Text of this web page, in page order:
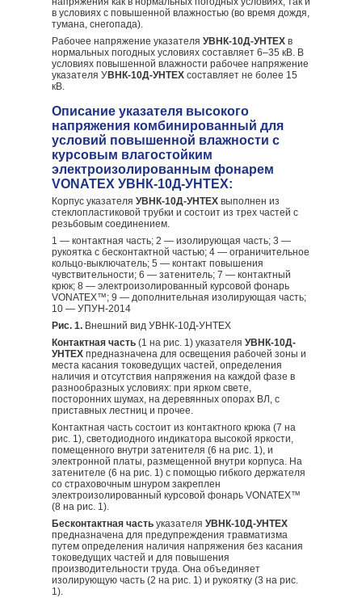
в условиях с повышенной влажностью (во время дождя,
тумана, снегопада).
Рабочее напряжение указателя УВНК-10Д-УНТЕХ в
нормальных погодных условиях составляет 6–35 кВ. В
условиях повышенной влажности рабочее напряжение
указателя УВНК-10Д-УНТЕХ составляет не более 15
кВ.
Описание указателя высокого
напряжения комбинированный для
условий повышенной влажности с
курсовым влагостойким
электроизолированным фонарем
VONATEX УВНК-10Д-УНТЕХ:
Корпус указателя УВНК-10Д-УНТЕХ выполнен из
стеклопластиковой трубки и состоит из трех частей с
резьбовым соединением.
1 — контактная часть; 2 — изолирующая часть; 3 —
рукоятка с бесконтактной частью; 4 — ограничительное
кольцо-выключатель; 5 — контакт повышения
чувствительности; 6 — затенитель; 7 — контактный
крюк; 8 — электроизолированный курсовой фонарь
VONATEX™; 9 — дополнительная изолирующая часть;
10 — УПУН-2014
Рис. 1. Внешний вид УВНК-10Д-УНТЕХ
Контактная часть (1 на рис. 1) указателя УВНК-10Д-
УНТЕХ предназначена для освещения рабочей зоны и
места касания токоведущих частей, определения
наличия и отсутствия напряжения на каждой фазе в
разнообразных условиях: при ярком свете,
посторонних шумах, на деревянных опорах ВЛ, с
приставных лестниц и прочее.
Контактная часть состоит из контактного крюка (7 на
рис. 1), светодиодного индикатора высокой яркости,
помещенного внутри затенителя (6 на рис. 1), и
электронной платы, размещенной внутри корпуса. На
затенителе (6 на рис. 1) с помощью гибкого держателя
со страховочным шнуром закреплен
электроизолированный курсовой фонарь VONATEX™
(8 на рис. 1).
Бесконтактная часть указателя УВНК-10Д-УНТЕХ
предназначена для предупреждения травматизма
путем определения наличия напряжения без касания
токоведущих частей и для повышения
производительности труда. Она объединяет
изолирующую часть (2 на рис. 1) и рукоятку (3 на рис.
1).